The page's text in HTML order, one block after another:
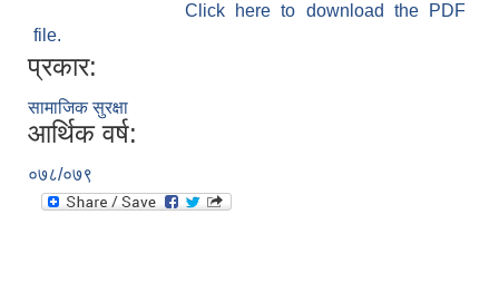
Click here to download the PDF
file.
प्रकार:
सामाजिक सुरक्षा
आर्थिक वर्ष:
०७८/०७९